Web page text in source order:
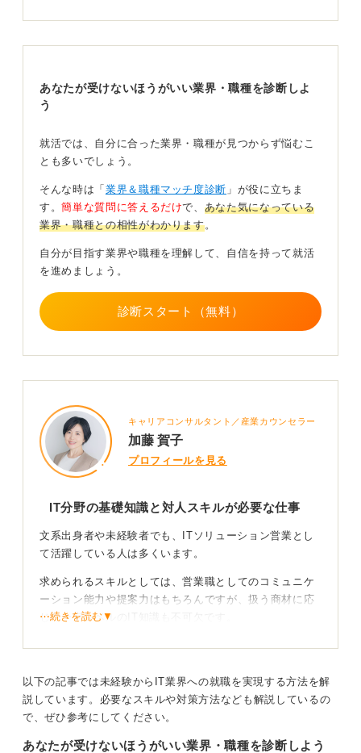
然と実践している印象があります。
実際に面接を受ける際は、志望する企業がどのIT分野に
おく必要もあります。
IT分野は専門性が高いため、働き始めてからも、顧客か
しょう。
らくても力をつければどの企業でも活躍できます。なか
には営業からエンジニアにキャリアチェンジした人もい
あなたが受けないほうがいい業界・職種を診断しよ
う
就活では、自分に合った業界・職種が見つからず悩むこ
とも多いでしょう。
そんな時は「 業界＆職種マッチ度診断 」が役に立ちま
す。簡単な質問に答えるだけで、 あなた気になっている
業界・職種との相性がわかります。
自分が目指す業界や職種を理解して、自信を持って就活
を進めましょう。
診断スタート（無料）
キャリアコンサルタント／産業カウンセラー
加藤 賀子
プロフィールを見る
IT分野の基礎知識と対人スキルが必要な仕事
文系出身者や未経験者でも、ITソリューション営業とし
て活躍している人は多くいます。
求められるスキルとしては、営業職としてのコミュニケ
ーション能力や提案力はもちろんですが、扱う商材に応
じた一定レベルのIT知識も不可欠です。
合もあります。
営業以外のキャリアパスも豊富！
⋯続きを読む▼
以下の記事では未経験からIT業界への就職を実現する方法を解
説しています。必要なスキルや対策方法なども解説しているの
で、ぜひ参考にしてください。
あなたが受けないほうがいい業界・職種を診断しよう